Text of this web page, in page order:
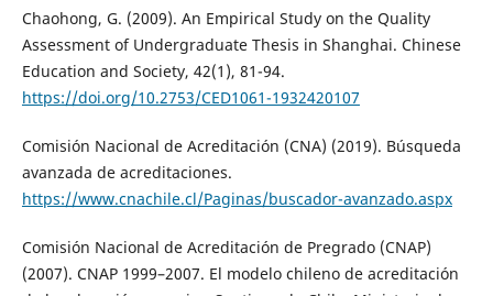
Chaohong, G. (2009). An Empirical Study on the Quality
Assessment of Undergraduate Thesis in Shanghai. Chinese
Education and Society, 42(1), 81-94.
https://doi.org/10.2753/CED1061-1932420107
Comisión Nacional de Acreditación (CNA) (2019). Búsqueda
avanzada de acreditaciones.
https://www.cnachile.cl/Paginas/buscador-avanzado.aspx
Comisión Nacional de Acreditación de Pregrado (CNAP)
(2007). CNAP 1999–2007. El modelo chileno de acreditación